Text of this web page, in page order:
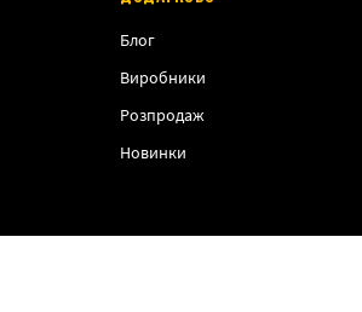
Блог
Виробники
Розпродаж
Новинки